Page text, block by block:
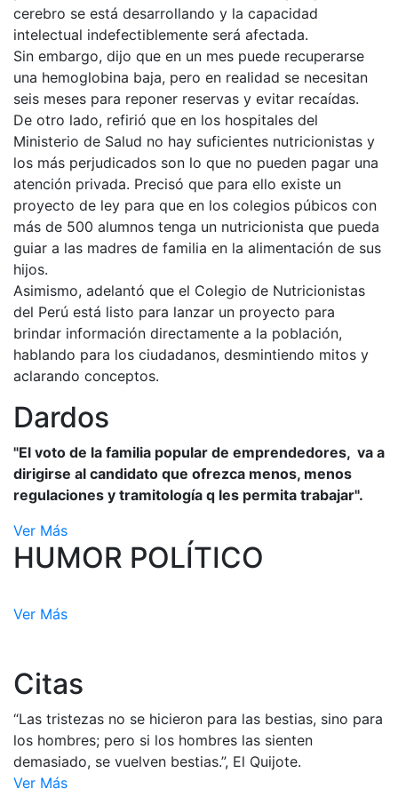
cerebro se está desarrollando y la capacidad
intelectual indefectiblemente será afectada.
Sin embargo, dijo que en un mes puede recuperarse
una hemoglobina baja, pero en realidad se necesitan
seis meses para reponer reservas y evitar recaídas.
De otro lado, refirió que en los hospitales del
Ministerio de Salud no hay suficientes nutricionistas y
los más perjudicados son lo que no pueden pagar una
atención privada. Precisó que para ello existe un
proyecto de ley para que en los colegios púbicos con
más de 500 alumnos tenga un nutricionista que pueda
guiar a las madres de familia en la alimentación de sus
hijos.
Asimismo, adelantó que el Colegio de Nutricionistas
del Perú está listo para lanzar un proyecto para
brindar información directamente a la población,
hablando para los ciudadanos, desmintiendo mitos y
aclarando conceptos.
Dardos
"El voto de la familia popular de emprendedores, va a
dirigirse al candidato que ofrezca menos, menos
regulaciones y tramitología q les permita trabajar".
Ver Más
HUMOR POLÍTICO
Ver Más
Citas
“Las tristezas no se hicieron para las bestias, sino para
los hombres; pero si los hombres las sienten
demasiado, se vuelven bestias.”, El Quijote.
Ver Más